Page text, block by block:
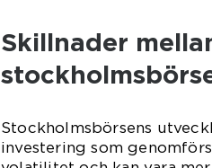
Skillnader
Stockholmsbörsens
investering som